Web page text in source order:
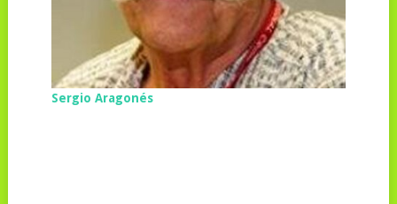
Sergio Aragonés